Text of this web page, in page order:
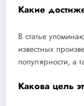
Какие
В статье
известных
популярности, а
Какова цель